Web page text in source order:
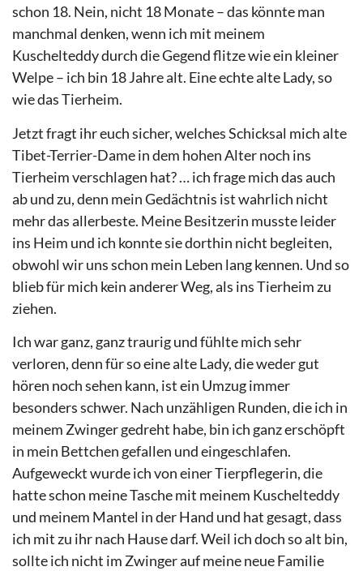
schon 18. Nein, nicht 18 Monate – das könnte man
manchmal denken, wenn ich mit meinem
Kuschelteddy durch die Gegend flitze wie ein kleiner
Welpe – ich bin 18 Jahre alt. Eine echte alte Lady, so
wie das Tierheim.
Jetzt fragt ihr euch sicher, welches Schicksal mich alte
Tibet-Terrier-Dame in dem hohen Alter noch ins
Tierheim verschlagen hat? … ich frage mich das auch
ab und zu, denn mein Gedächtnis ist wahrlich nicht
mehr das allerbeste. Meine Besitzerin musste leider
ins Heim und ich konnte sie dorthin nicht begleiten,
obwohl wir uns schon mein Leben lang kennen. Und so
blieb für mich kein anderer Weg, als ins Tierheim zu
ziehen.
Ich war ganz, ganz traurig und fühlte mich sehr
verloren, denn für so eine alte Lady, die weder gut
hören noch sehen kann, ist ein Umzug immer
besonders schwer. Nach unzähligen Runden, die ich in
meinem Zwinger gedreht habe, bin ich ganz erschöpft
in mein Bettchen gefallen und eingeschlafen.
Aufgeweckt wurde ich von einer Tierpflegerin, die
hatte schon meine Tasche mit meinem Kuschelteddy
und meinem Mantel in der Hand und hat gesagt, dass
ich mit zu ihr nach Hause darf. Weil ich doch so alt bin,
sollte ich nicht im Zwinger auf meine neue Familie